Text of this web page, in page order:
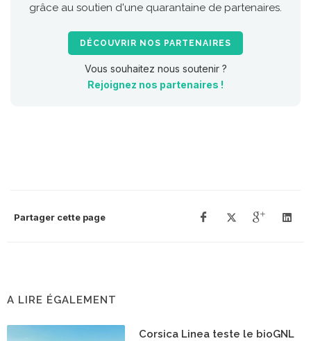
grâce au soutien d'une quarantaine de partenaires.
DÉCOUVRIR NOS PARTENAIRES
Vous souhaitez nous soutenir ?
Rejoignez nos partenaires !
Partager cette page
A LIRE ÉGALEMENT
Corsica Linea teste le bioGNL